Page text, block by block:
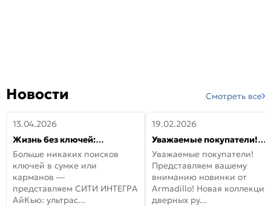
Новости Смотреть все
13.04.2026
Жизнь без ключей:
встречайте новую дверь
СИТИ ИНТЕГРА АйКью!
Больше никаких поисков
ключей в сумке или
карманов —
представляем СИТИ ИНТЕГРА
АйКью: ультрас...
19.02.2026
Уважаемые покупатели!
Представляем вашему
вниманию новинки от
Armadillo!
Уважаемые покупатели!
Представляем вашему
вниманию новинки от
Armadillo! Новая коллекция
дверных ру...